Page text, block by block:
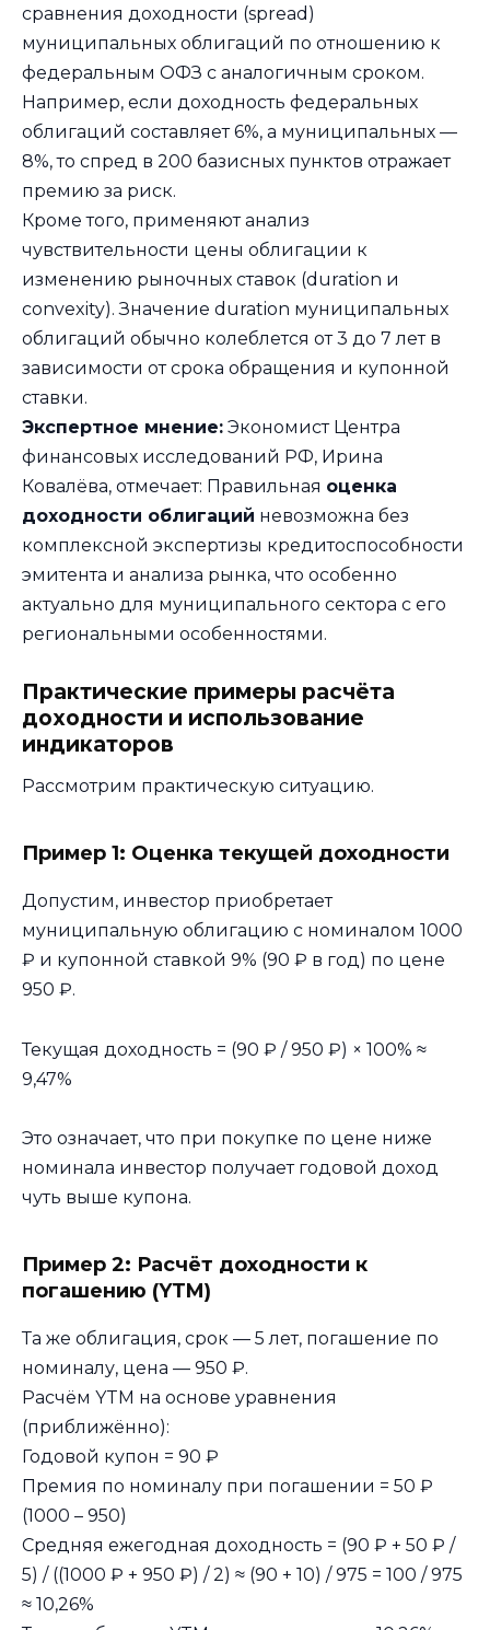
сравнения доходности (spread)
муниципальных облигаций по отношению к
федеральным ОФЗ с аналогичным сроком.
Например, если доходность федеральных
облигаций составляет 6%, а муниципальных —
8%, то спред в 200 базисных пунктов отражает
премию за риск.
Кроме того, применяют анализ
чувствительности цены облигации к
изменению рыночных ставок (duration и
convexity). Значение duration муниципальных
облигаций обычно колеблется от 3 до 7 лет в
зависимости от срока обращения и купонной
ставки.
Экспертное мнение: Экономист Центра
финансовых исследований РФ, Ирина
Ковалёва, отмечает: Правильная оценка
доходности облигаций невозможна без
комплексной экспертизы кредитоспособности
эмитента и анализа рынка, что особенно
актуально для муниципального сектора с его
региональными особенностями.
Практические примеры расчёта
доходности и использование
индикаторов
Рассмотрим практическую ситуацию.
Пример 1: Оценка текущей доходности
Допустим, инвестор приобретает
муниципальную облигацию с номиналом 1000
₽ и купонной ставкой 9% (90 ₽ в год) по цене
950 ₽.
Текущая доходность = (90 ₽ / 950 ₽) × 100% ≈
9,47%
Это означает, что при покупке по цене ниже
номинала инвестор получает годовой доход
чуть выше купона.
Пример 2: Расчёт доходности к
погашению (YTM)
Та же облигация, срок — 5 лет, погашение по
номиналу, цена — 950 ₽.
Расчём YTM на основе уравнения
(приближённо):
Годовой купон = 90 ₽
Премия по номиналу при погашении = 50 ₽
(1000 – 950)
Средняя ежегодная доходность = (90 ₽ + 50 ₽ /
5) / ((1000 ₽ + 950 ₽) / 2) ≈ (90 + 10) / 975 = 100 / 975
≈ 10,26%